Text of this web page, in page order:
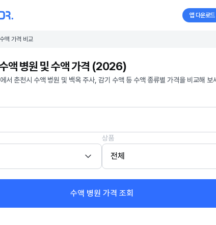
앱 다운로드
액 가격 비교
액 병원 및 수액 가격 (2026)
서 춘천시 수액 병원 및 백옥 주사, 감기 수액 등 수액 종류별 가격을 비교해 보
상품
전체
수액 병원 가격 조회